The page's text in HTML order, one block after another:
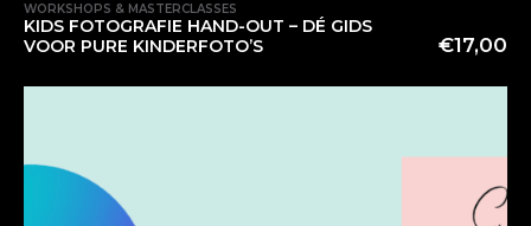
WORKSHOPS & MASTERCLASSES
KIDS FOTOGRAFIE HAND-OUT – DÉ GIDS
VOOR PURE KINDERFOTO’S
€17,00